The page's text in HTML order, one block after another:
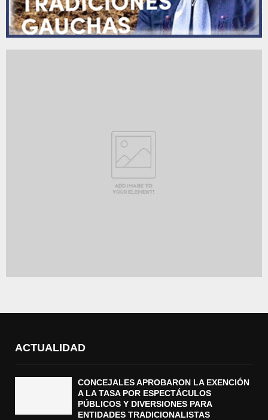
ACTUALIDAD
CONCEJALES APROBARON LA EXENCIÓN
A LA TASA POR ESPECTÁCULOS
PÚBLICOS Y DIVERSIONES PARA
ENTIDADES TRADICIONALISTAS